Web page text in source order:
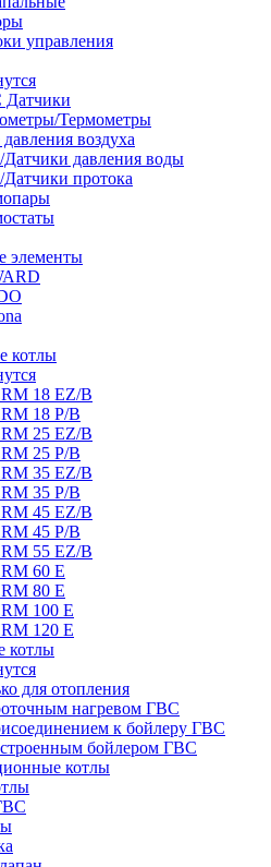
управления
Датчики
Термометры
давления воздуха
Датчики давления воды
Датчики протока
элементы
котлы
18 EZ/B
18 P/B
25 EZ/B
25 P/B
35 EZ/B
35 P/B
45 EZ/B
45 P/B
55 EZ/B
60 E
80 E
100 E
120 E
котлы
для отопления
нагревом ГВС
к бойлеру ГВС
бойлером ГВС
котлы